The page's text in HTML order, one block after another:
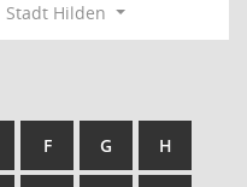
Stadt Hilden
F G H